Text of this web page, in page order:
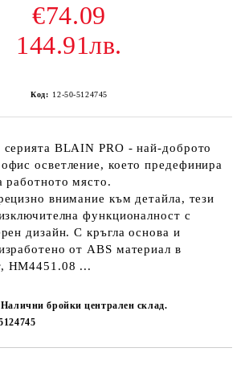
€74.09
144.91лв.
Код: 12-50-5124745
BLAIN PRO - най-доброто
осветление, което предефинира
работното място.
внимание към детайла, тези
функционалност с
дизайн. С кръгла основа и
от ABS материал в
HM4451.08 ...
бройки централен склад.